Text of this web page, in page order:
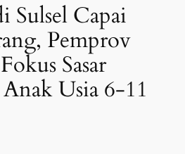
Sulsel Capai
Pemprov
Sasar
Usia 6-11